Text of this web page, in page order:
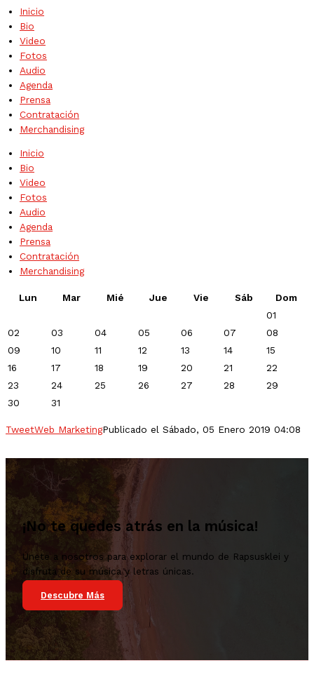
Inicio
Bio
Video
Fotos
Audio
Agenda
Prensa
Contratación
Merchandising
Inicio
Bio
Video
Fotos
Audio
Agenda
Prensa
Contratación
Merchandising
Lun Mar Mié Jue Vie Sáb
Dom
01
02
03 04 05 06 07
08
09
10 11 12 13 14
15
16
17 18 19 20 21
22
23
24 25 26 27 28
29
30
31
TweetWeb MarketingPublicado el Sábado, 05 Enero 2019 04:08
¡No te quedes atrás en la música!
Únete a nosotros para explorar el mundo de Rapsusklei y
disfruta de su música y letras únicas.
Descubre Más